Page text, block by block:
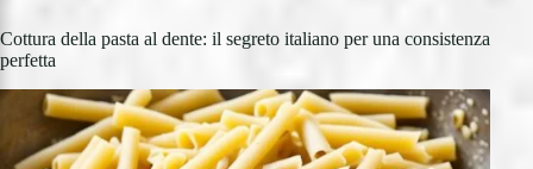
Cottura della pasta al dente: il segreto italiano per una consistenza
perfetta